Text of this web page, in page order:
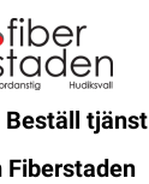
Beställ tjänst
Fiberstaden